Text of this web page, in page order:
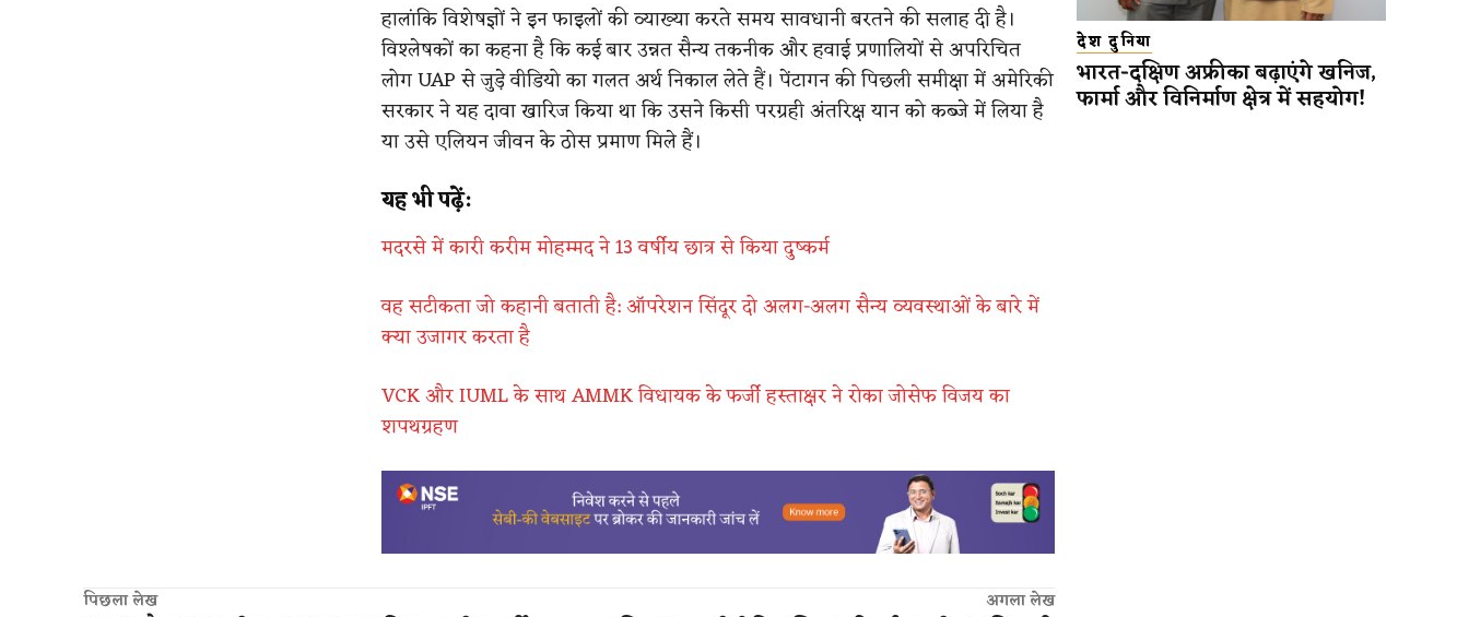
हालांकि विशेषज्ञों ने इन फाइलों की व्याख्या करते समय सावधानी बरतने की सलाह दी है।
विश्लेषकों का कहना है कि कई बार उन्नत सैन्य तकनीक और हवाई प्रणालियों से अपरिचित
लोग UAP से जुड़े वीडियो का गलत अर्थ निकाल लेते हैं। पेंटागन की पिछली समीक्षा में अमेरिकी
सरकार ने यह दावा खारिज किया था कि उसने किसी परग्रही अंतरिक्ष यान को कब्जे में लिया है
या उसे एलियन जीवन के ठोस प्रमाण मिले हैं।
यह भी पढ़ें:
मदरसे में कारी करीम मोहम्मद ने 13 वर्षीय छात्र से किया दुष्कर्म
वह सटीकता जो कहानी बताती है: ऑपरेशन सिंदूर दो अलग-अलग सैन्य व्यवस्थाओं के बारे में
क्या उजागर करता है
VCK और IUML के साथ AMMK विधायक के फर्जी हस्ताक्षर ने रोका जोसेफ विजय का
शपथग्रहण
पिछला लेख अगला लेख
देश दुनिया
भारत-दक्षिण अफ्रीका बढ़ाएंगे खनिज,
फार्मा और विनिर्माण क्षेत्र में सहयोग!